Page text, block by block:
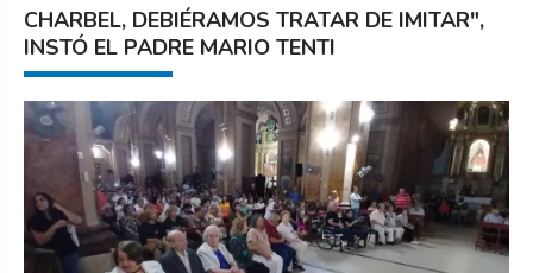
CHARBEL, DEBIÉRAMOS TRATAR DE IMITAR",
INSTÓ EL PADRE MARIO TENTI